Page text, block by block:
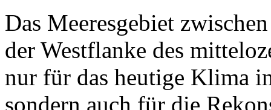
Das Meeresgebiet
der Westflanke des
nur für das heutige Klima
sondern auch für die